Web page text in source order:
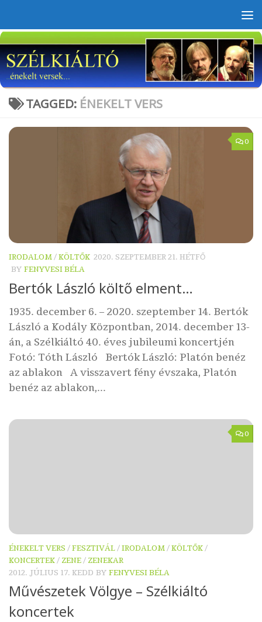
TAGGED: ÉNEKELT VERS
0
IRODALOM/KÖLTŐK 2020. SZEPTEMBER 21. HÉTFŐ
BY FENYVESI BÉLA
Bertók László költő elment…
1935. december 6. – 2020. szeptember 14. Bertók
László a Kodály Központban, 2014. december 13-
án, a Szélkiáltó 40. éves jubileumi koncertjén
Fotó: Tóth László Bertók László: Platón benéz
az ablakon A visszavert fény évszaka, Platón
benéz az ablakon,...
0
ÉNEKELT VERS /FESZTIVÁL/IRODALOM/KÖLTŐK/
KONCERTEK/ ZENE/ ZENEKAR
2012. JÚLIUS 17. KEDD BY FENYVESI BÉLA
Művészetek Völgye – Szélkiáltó
koncertek